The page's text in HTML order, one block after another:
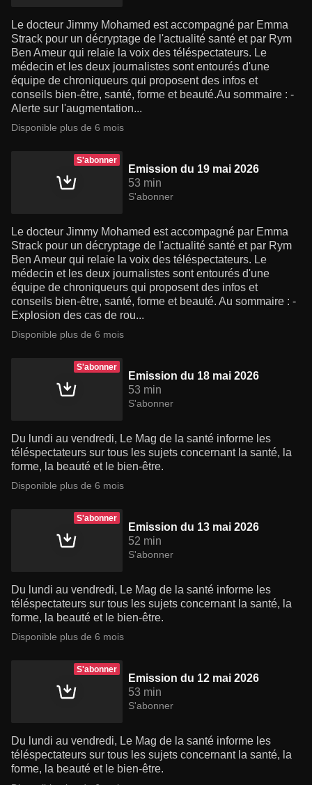
Le docteur Jimmy Mohamed est accompagné par Emma
Strack pour un décryptage de l'actualité santé et par Rym
Ben Ameur qui relaie la voix des téléspectateurs. Le
médecin et les deux journalistes sont entourés d'une
équipe de chroniqueurs qui proposent des infos et
conseils bien-être, santé, forme et beauté.Au sommaire : -
Alerte sur l'augmentation...
Disponible plus de 6 mois
S'abonner
Emission du 19 mai 2026
53 min
S'abonner
Le docteur Jimmy Mohamed est accompagné par Emma
Strack pour un décryptage de l'actualité santé et par Rym
Ben Ameur qui relaie la voix des téléspectateurs. Le
médecin et les deux journalistes sont entourés d'une
équipe de chroniqueurs qui proposent des infos et
conseils bien-être, santé, forme et beauté. Au sommaire : -
Explosion des cas de rou...
Disponible plus de 6 mois
S'abonner
Emission du 18 mai 2026
53 min
S'abonner
Du lundi au vendredi, Le Mag de la santé informe les
téléspectateurs sur tous les sujets concernant la santé, la
forme, la beauté et le bien-être.
Disponible plus de 6 mois
S'abonner
Emission du 13 mai 2026
52 min
S'abonner
Du lundi au vendredi, Le Mag de la santé informe les
téléspectateurs sur tous les sujets concernant la santé, la
forme, la beauté et le bien-être.
Disponible plus de 6 mois
S'abonner
Emission du 12 mai 2026
53 min
S'abonner
Du lundi au vendredi, Le Mag de la santé informe les
téléspectateurs sur tous les sujets concernant la santé, la
forme, la beauté et le bien-être.